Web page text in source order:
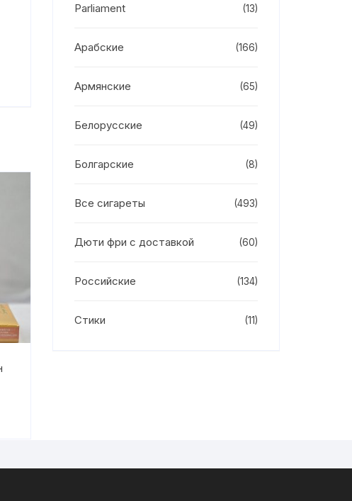
Parliament (13)
Арабские (166)
Армянские (65)
Белорусские (49)
Болгарские (8)
Все сигареты (493)
Дюти фри с доставкой (60)
Российские (134)
Стики (11)